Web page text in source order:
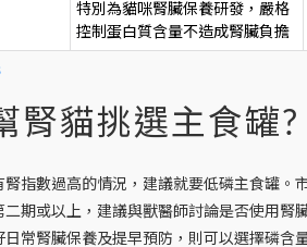
特別為貓咪腎臟保養研發，嚴格
控制蛋白質含量不造成腎臟負擔
腎貓挑選主食罐?
指數過高的情況，建議就要低磷主食罐
期或以上，建議與獸醫師討論是否使用腎
常腎臟保養及提早預防，則可以選擇磷